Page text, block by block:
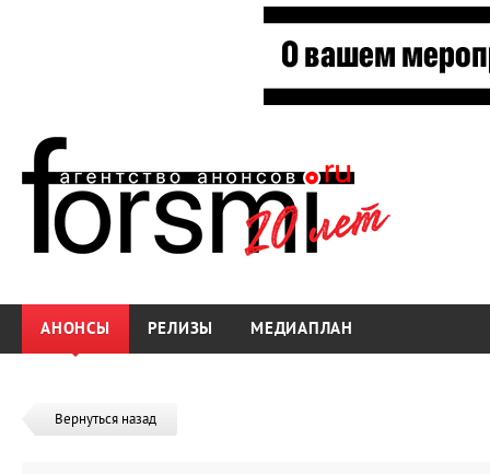
АНОНСЫ РЕЛИЗЫ МЕДИАПЛАН
Вернуться назад